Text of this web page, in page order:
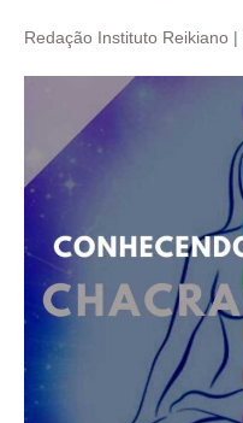
Redação Instituto Reikiano |